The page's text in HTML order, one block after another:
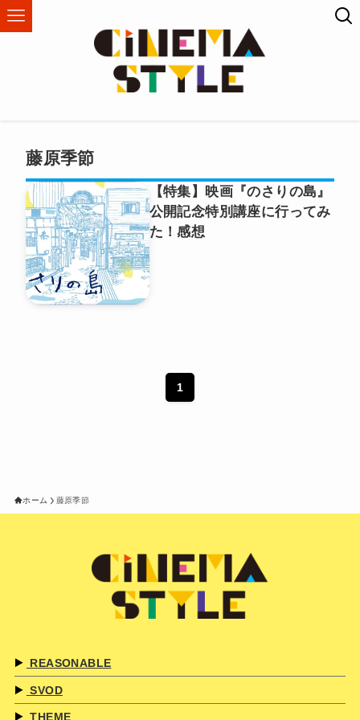
藤原季節
【特集】映画『のさりの島』
公開記念特別講座に行ってみ
た！感想
1
ホーム 藤原季節
REASONABLE
SVOD
THEME